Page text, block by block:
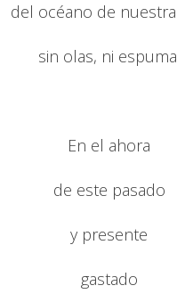
del océano de
sin olas, ni
En el ahora
de este pasado
y presente
gastado